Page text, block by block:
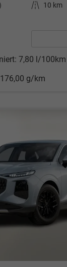
Kilometerstand
10 km
7,80 l/100km
176,00 g/km